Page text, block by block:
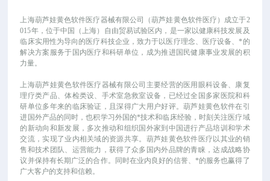
上海葫芦娃黄色软件医疗器械有限公司（葫芦娃黄色软件医疗）成立于2
015年，位于中国（上海）自由贸易试验区内，是一家以健康科技发展及
临床实用性为导向的医疗科技企业，致力于以医疗理念、医疗设备、*的
解决方案服务于国内医疗和科研单位，成为推进国民健康事业发展的积
力量。
上海葫芦娃黄色软件医疗器械有限公司主要经营的医用眼科设备、康复
理疗类产品、体检类设、手术室急救室设备，已经过全国多家医院和科
研单位多年来的临床验证，且深得广大用户好评。葫芦娃黄色软件在引
进国外产品的同时，也积学习外国的*技术和临床经验，时刻关注医疗域
的新动向和新发展，多次推动和组织国外家到中国进行产品培训和学术
交流，实现了业内相关域的资源共享。葫芦娃黄色软件医疗以其业的销
售和技术团队、运营能力，获得了众多国内外品牌的青睐，达成战略协
议并保持有长期广泛的合作。同时在业内良好的信誉、*的服务也赢得了
广大客户的支持和信赖。